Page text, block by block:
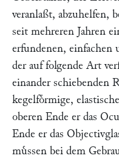
veranlaßt, abzuhelfen,
seit mehreren Jahren
erfundenen, einfachen
der auf folgende Art
einander schiebenden
kegelfoͤrmige,
oberen Ende er das
Ende er das
muͤssen bei dem